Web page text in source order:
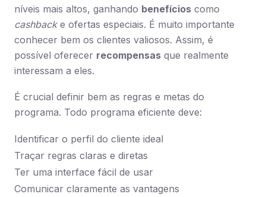
níveis mais altos, ganhando benefícios como
cashbacke ofertas especiais. É muito importante
conhecer bem os clientes valiosos. Assim, é
possível oferecer recompensas que realmente
interessam a eles.
É crucial definir bem as regras e metas do
programa. Todo programa eficiente deve:
Identificar o perfil do cliente ideal
Traçar regras claras e diretas
Ter uma interface fácil de usar
Comunicar claramente as vantagens